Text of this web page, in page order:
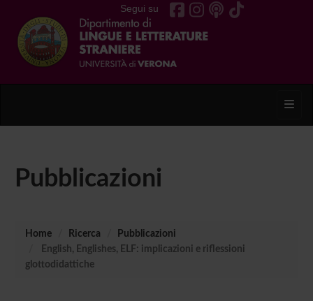
Segui su
Pubblicazioni
Home Ricerca
Pubblicazioni
English, Englishes, ELF: implicazioni e riflessioni
glottodidattiche